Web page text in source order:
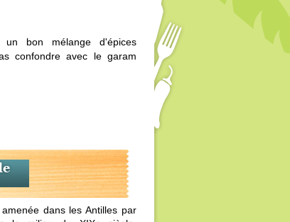
bon mélange d'épices
confondre avec le garam
dans les Antilles par